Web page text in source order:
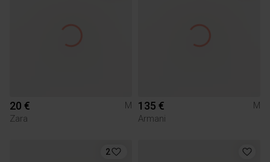
20 €
M
Zara
135 €
M
Armani
2